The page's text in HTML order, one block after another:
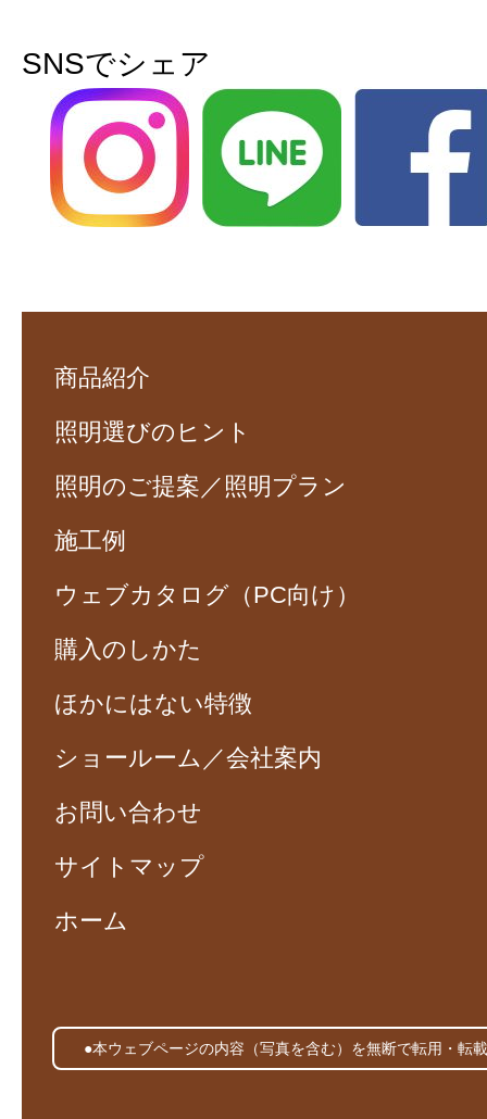
SNSでシェア
商品紹介
照明選びのヒント
照明のご提案／照明プラン
施工例
ウェブカタログ（PC向け）
購入のしかた
ほかにはない特徴
ショールーム／会社案内
お問い合わせ
サイトマップ
ホーム
●本ウェブページの内容（写真を含む）を無断で転用・転